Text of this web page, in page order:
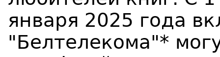
января 2025 года
"Белтелекома"*